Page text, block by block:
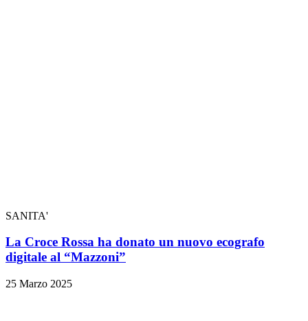
SANITA'
La Croce Rossa ha donato un nuovo ecografo
digitale al “Mazzoni”
25 Marzo 2025